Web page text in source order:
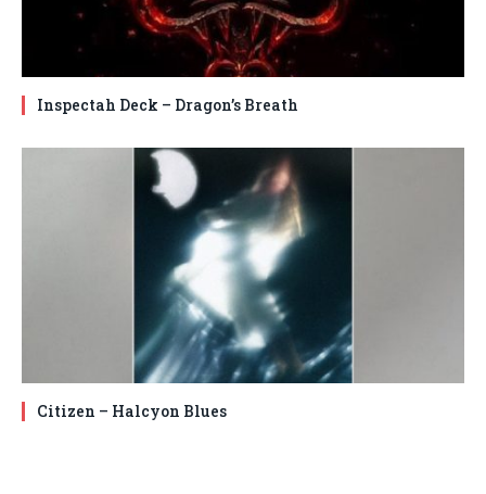
Inspectah Deck – Dragon’s Breath
Citizen – Halcyon Blues